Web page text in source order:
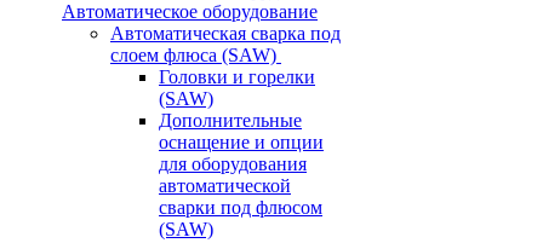
Автоматическое оборудование
Автоматическая сварка под
слоем флюса (SAW)
Головки и горелки
(SAW)
Дополнительные
оснащение и опции
для оборудования
автоматической
сварки под флюсом
(SAW)